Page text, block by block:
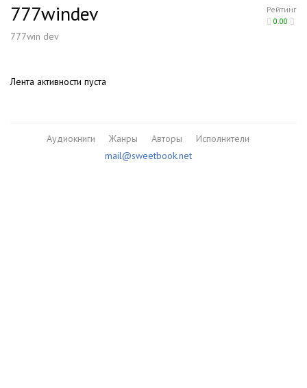
Рейтинг
0.00
777windev
777win dev
Лента активности пуста
Аудиокниги Жанры Авторы
Исполнители
mail@sweetbook.net